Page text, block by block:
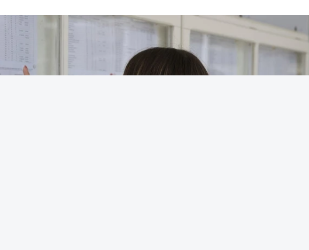
por uma única prova de ingresso.
assim, a regra que vigorou até 2024 (entre uma e
às IES maior autonomia na fixação das condições de